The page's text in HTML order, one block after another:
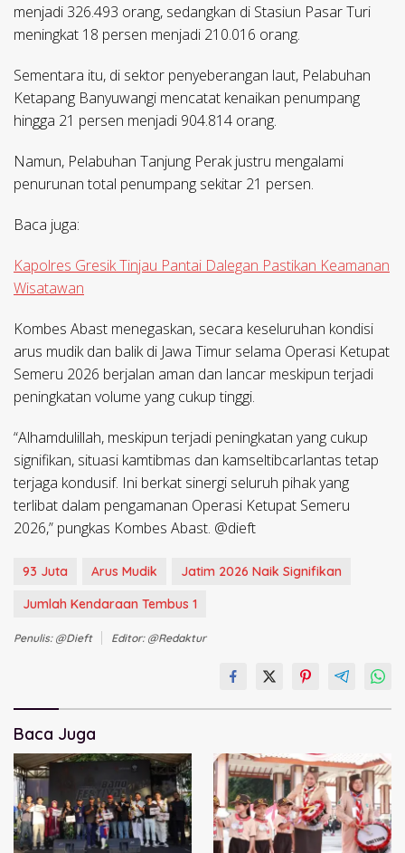
menjadi 326.493 orang, sedangkan di Stasiun Pasar Turi
meningkat 18 persen menjadi 210.016 orang.
Sementara itu, di sektor penyeberangan laut, Pelabuhan
Ketapang Banyuwangi mencatat kenaikan penumpang
hingga 21 persen menjadi 904.814 orang.
Namun, Pelabuhan Tanjung Perak justru mengalami
penurunan total penumpang sekitar 21 persen.
Baca juga:
Kapolres Gresik Tinjau Pantai Dalegan Pastikan Keamanan
Wisatawan
Kombes Abast menegaskan, secara keseluruhan kondisi
arus mudik dan balik di Jawa Timur selama Operasi Ketupat
Semeru 2026 berjalan aman dan lancar meskipun terjadi
peningkatan volume yang cukup tinggi.
“Alhamdulillah, meskipun terjadi peningkatan yang cukup
signifikan, situasi kamtibmas dan kamseltibcarlantas tetap
terjaga kondusif. Ini berkat sinergi seluruh pihak yang
terlibat dalam pengamanan Operasi Ketupat Semeru
2026,” pungkas Kombes Abast. @dieft
93 Juta Arus Mudik
Jatim 2026 Naik Signifikan
Jumlah Kendaraan Tembus 1
Penulis: @dieft Editor: @redaktur
Baca Juga